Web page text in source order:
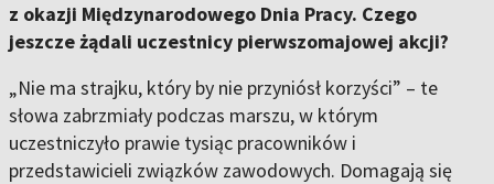
z okazji Międzynarodowego Dnia Pracy. Czego
jeszcze żądali uczestnicy pierwszomajowej akcji?
„Nie ma strajku, który by nie przyniósł korzyści” – te
słowa zabrzmiały podczas marszu, w którym
uczestniczyło prawie tysiąc pracowników i
przedstawicieli związków zawodowych. Domagają się